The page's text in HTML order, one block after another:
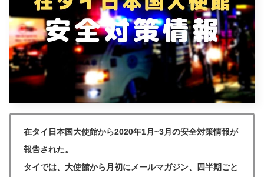
在タイ日本国大使館から2020年1月~3月の安全対策情報が
報告された。
タイでは、大使館から月初にメールマガジン、四半期ごと